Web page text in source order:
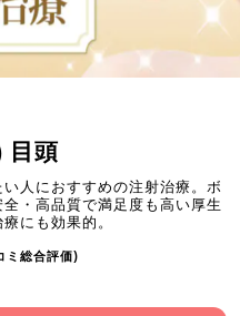
目頭
人におすすめの注射治療。ボ
・高品質で満足度も高い厚生
にも効果的。
ミ総合評価)